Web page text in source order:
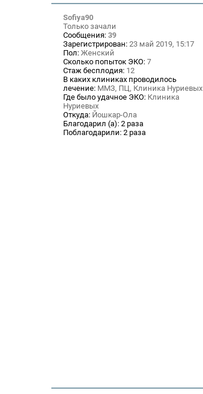
Sofiya90
Только зачали
Сообщения: 39
Зарегистрирован: 23 май 2019, 15:17
Пол: Женский
Сколько попыток ЭКО: 7
Стаж бесплодия: 12
В каких клиниках проводилось
лечение: ММЗ, ПЦ, Клиника Нуриевых
Где было удачное ЭКО: Клиника
Нуриевых
Откуда: Йошкар-Ола
Благодарил (а): 2 раза
Поблагодарили: 2 раза